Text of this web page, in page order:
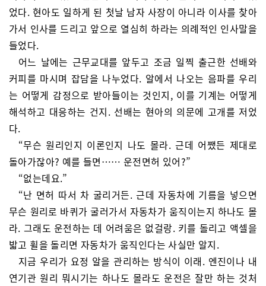
었다. 현아도 일하게 된 첫날 남자 사장이 아니라 이사를 찾아
가서 인사를 드리고 앞으로 열심히 하라는 의례적인 인사말을
들었다.
어느 날에는 근무교대를 앞두고 조금 일찍 출근한 선배와
커피를 마시며 잡담을 나누었다. 알에서 나오는 음파를 우리
는 어떻게 감정으로 받아들이는 것인지, 이를 기계는 어떻게
해석하고 대응하는 건지. 선배는 현아의 의문에 고개를 저었
다.
“무슨 원리인지 이론인지 나도 몰라. 근데 어쨌든 제대로
돌아가잖아? 예를 들면…… 운전면허 있어?”
“없는데요.”
“난 면허 따서 차 굴리거든. 근데 자동차에 기름을 넣으면
무슨 원리로 바퀴가 굴러가서 자동차가 움직이는지 하나도 몰
라. 그래도 운전하는 데 어려움은 없걸랑. 키를 돌리고 액셀을
밟고 휠을 돌리면 자동차가 움직인다는 사실만 알지.
지금 우리가 요정 알을 관리하는 방식이 이래. 엔진이나 내
연기관 원리 뭐시기는 하나도 몰라도 운전은 잘만 하는 것처